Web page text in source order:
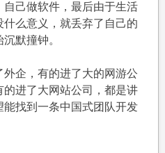
己做软件，最后由于生活
么意义，就丢弃了自己的
默撞钟。
企，有的进了大的网游公
进了大网站公司，都是讲
找到一条中国式团队开发